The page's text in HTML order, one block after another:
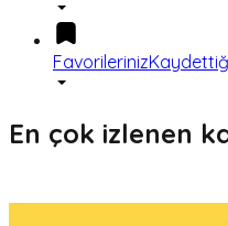
Favorileriniz
En çok izlenen